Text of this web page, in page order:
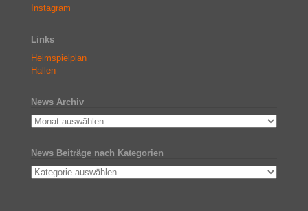
Instagram
Links
Heimspielplan
Hallen
News Archiv
News Beiträge nach Kategorien